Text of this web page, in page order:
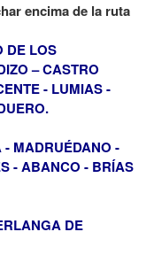
encima de la ruta
DE LOS
– CASTRO
- LUMIAS -
MADRUÉDANO -
- ABANCO - BRÍAS
DE